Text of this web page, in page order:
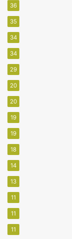
36
35
34
34
29
20
20
19
19
18
14
13
11
11
11